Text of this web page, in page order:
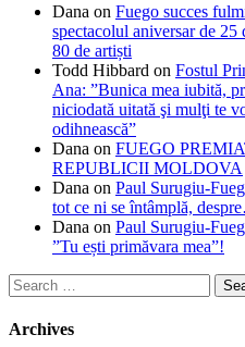
Dana on Fuego succes
spectacolul aniversar de 25
80 de artiști
Todd Hibbard on Fostul
Ana: ”Bunica mea iubită,
niciodată uitată şi mulţi te
odihnească”
Dana on FUEGO
REPUBLICII MOLDOVA
Dana on Paul Surugiu-
tot ce ni se întâmplă,
Dana on Paul Surugiu-
”Tu ești primăvara mea”!
Search
for:
Archives